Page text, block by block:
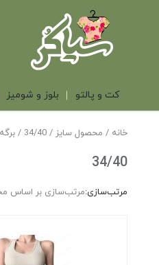
کت و پالتو بلوز و شومیز
خانه / محصول سایز /34/40 / برگه
34/40
مرتب‌سازی:مرتب‌سازی بر اساس